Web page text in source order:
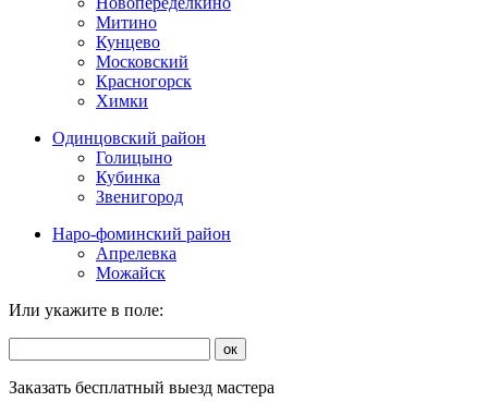
Митино
Кунцево
Московский
Красногорск
Химки
Одинцовский район
Голицыно
Кубинка
Звенигород
Наро-фоминский район
Апрелевка
Можайск
Или укажите в поле:
ок
Заказать бесплатный выезд мастера